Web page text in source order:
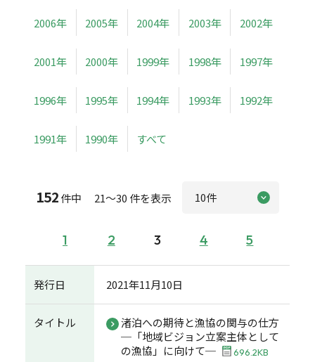
2006年 2005年 2004年 2003年 2002年
2001年 2000年 1999年 1998年 1997年
1996年 1995年 1994年 1993年 1992年
1991年 1990年 すべて
152件中 21～30 件を表示
1 2 3 4 5
発行日 2021年11月10日
タイトル
渚泊への期待と漁協の関与の仕方
─「地域ビジョン立案主体として
の漁協」に向けて─
696.2KB